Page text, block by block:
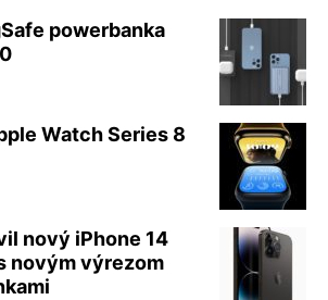
powerbanka
Watch Series 8
nový iPhone 14
novým výrezom